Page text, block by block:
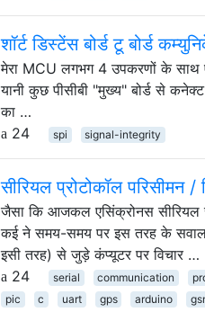
शॉर्ट डिस्टेंस बोर्ड टू बोर्ड
मेरा MCU लगभग 4 उपकरणों के साथ
यानी कुछ पीसीबी "मुख्य" बोर्ड से
का …
24
spi signal-integrity
सीरियल प्रोटोकॉल
जैसा कि आजकल एसिंक्रोनस सीरियल
कई ने समय-समय पर इस तरह के सवाल
इसी तरह) से जुड़े कंप्यूटर पर विचार …
24
serial communication
pic
c uart gps arduino